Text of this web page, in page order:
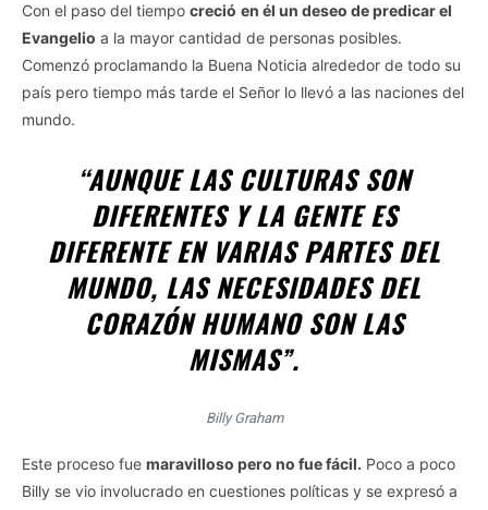
Con el paso del tiempo creció en él un deseo de predicar el
Evangelio a la mayor cantidad de personas posibles.
Comenzó proclamando la Buena Noticia alrededor de todo su
país pero tiempo más tarde el Señor lo llevó a las naciones del
mundo.
“AUNQUE LAS CULTURAS SON
DIFERENTES Y LA GENTE ES
DIFERENTE EN VARIAS PARTES DEL
MUNDO, LAS NECESIDADES DEL
CORAZÓN HUMANO SON LAS
MISMAS”.
Billy Graham
Este proceso fue maravilloso pero no fue fácil. Poco a poco
Billy se vio involucrado en cuestiones políticas y se expresó a